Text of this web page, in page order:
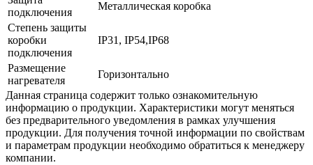
подключения
Металлическая коробка
Степень защиты
коробки
подключения
IP31, IP54,IP68
Размещение
нагревателя
Горизонтально
Данная страница содержит только ознакомительную
информацию о продукции. Характеристики могут меняться
без предварительного уведомления в рамках улучшения
продукции. Для получения точной информации по свойствам
и параметрам продукции необходимо обратиться к менеджеру
компании.